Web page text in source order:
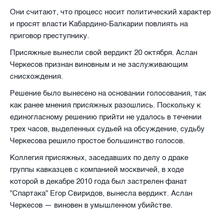
Они считают, что процесс носит политический характер
и просят власти Кабардино-Балкарии повлиять на
приговор преступнику.
Присяжные вынесли свой вердикт 20 октября. Аслан
Черкесов признан виновным и не заслуживающим
снисхождения.
Решение было вынесено на основании голосования, так
как ранее мнения присяжных разошлись. Поскольку к
единогласному решению прийти не удалось в течении
трех часов, выделенных судьей на обсуждение, судьбу
Черкесова решило простое большинство голосов.
Коллегия присяжных, заседавших по делу о драке
группы кавказцев с компанией москвичей, в ходе
которой в декабре 2010 года был застрелен фанат
"Спартака" Егор Свиридов, вынесла вердикт. Аслан
Черкесов — виновен в умышленном убийстве.